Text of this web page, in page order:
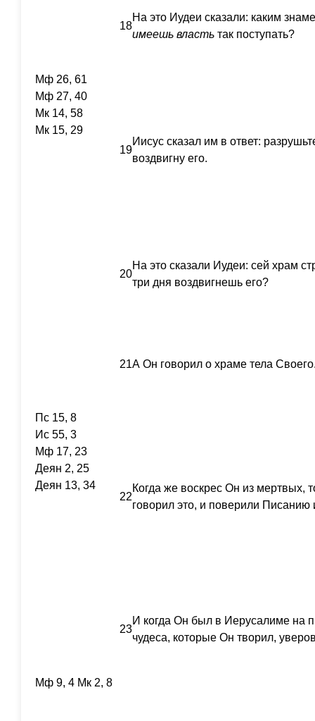
18
На это Иудеи сказали: каким
имеешь власть так поступать?
Мф 26, 61
Мф 27, 40
Мк 14, 58
Мк 15, 29
19
Иисус сказал им в ответ:
воздвигну его.
20
На это сказали Иудеи: сей храм
три дня воздвигнешь его?
21А Он говорил о храме тела
Пс 15, 8
Ис 55, 3
Мф 17, 23
Деян 2, 25
Деян 13, 34
22
Когда же воскрес Он из мертвых,
говорил это, и поверили Писанию
23
И когда Он был в Иерусалиме на
чудеса, которые Он творил,
Мф 9, 4 Мк 2, 8